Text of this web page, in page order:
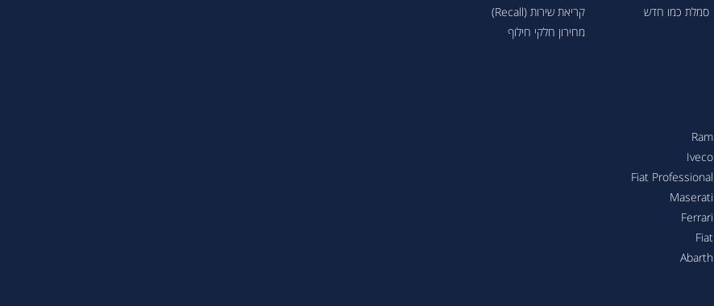
סמלת כמו חדש
קריאת שירות (Recall)
מחירון חלקי חילוף
Ram
Iveco
Fiat Professional
Maserati
Ferrari
Fiat
Abarth